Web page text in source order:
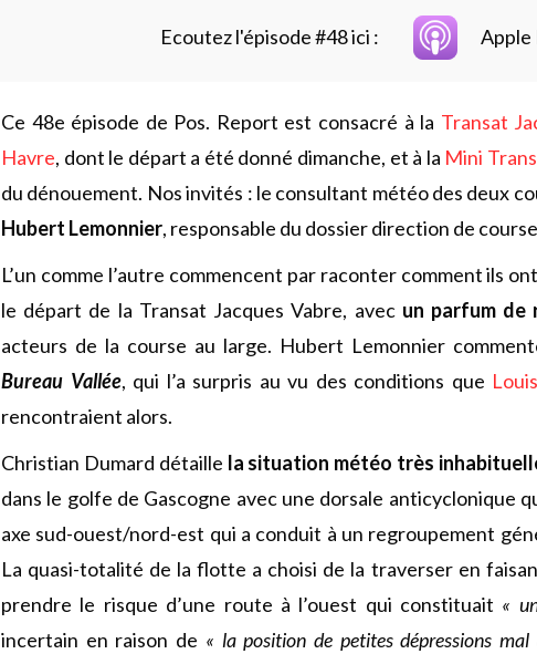
Ecoutez l'épisode #48 ici : Apple
Ce 48e épisode de Pos. Report est consacré à la Transat
Havre, dont le départ a été donné dimanche, et à la Mini
du dénouement. Nos invités : le consultant météo des deux
Hubert Lemonnier, responsable du dossier direction de
L’un comme l’autre commencent par raconter comment ils
le départ de la Transat Jacques Vabre, avec un parfum de
acteurs de la course au large. Hubert Lemonnier
Bureau Vallée, qui l’a surpris au vu des conditions que
rencontraient alors.
Christian Dumard détaille la situation météo très
dans le golfe de Gascogne avec une dorsale anticyclonique
axe sud-ouest/nord-est qui a conduit à un regroupement
La quasi-totalité de la flotte a choisi de la traverser en
prendre le risque d’une route à l’ouest qui constituait «
incertain en raison de « la position de petites dépressions